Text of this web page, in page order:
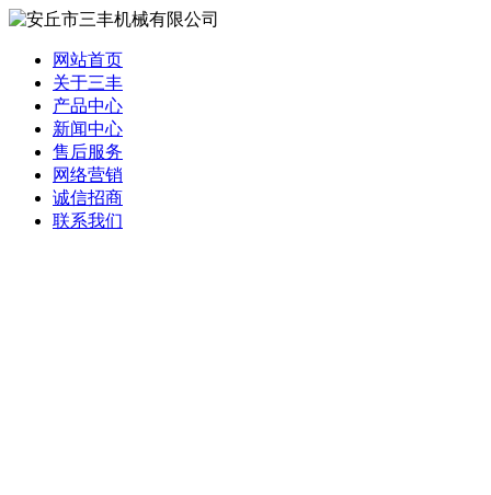
网站首页
关于三丰
产品中心
新闻中心
售后服务
网络营销
诚信招商
联系我们